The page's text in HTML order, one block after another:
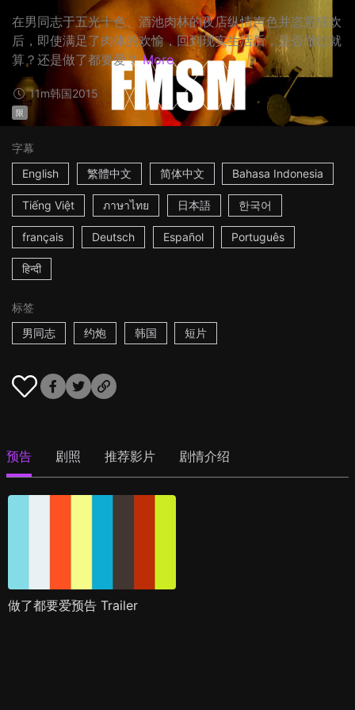
在男同志于五光十色、酒池肉林的夜店纵情声色并恣意狂欢
后，即使满足了肉体的欢愉，回到现实生活后，是否做过就
算？还是做了都要爱？ More
11m韩国2015
限
字幕
English
繁體中文 简体中文 Bahasa Indonesia
Tiếng Việt ภาษาไทย 日本語 한국어
français Deutsch Español Português
हिन्दी
标签
男同志
约炮 韩国 短片
预告 剧照 推荐影片 剧情介绍
做了都要爱预告 Trailer